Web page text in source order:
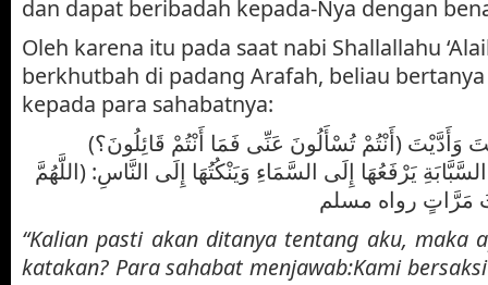
dan dapat beribadah kepada-Nya dengan
Oleh karena itu pada saat nabi Shallallahu
berkhutbah di padang Arafah, beliau
kepada para sahabatnya:
(أَنْتُمْ تُسْأَلُونَ عَنِّى فَمَا أَنْتُمْ قَائِلُونَ؟) قَالُوا: نَشْهَدُ أَنَّكَ قَدْ بَلَّغْتَ وَأَدَّيْتَ
يَرْفَعُهَا إِلَى السَّمَاءِ وَيَنْكُتُهَا إِلَى النَّاسِ: (اللَّهُمَّ
مَرَّاتٍ رواه مسلم
“Kalian pasti akan ditanya tentang aku, maka
katakan? Para sahabat menjawab:Kami